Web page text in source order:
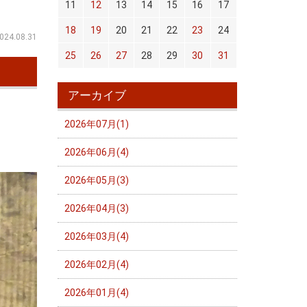
11 12 13 14 15 16 17
18 19 20 21 22 23 24
25 26 27 28 29 30 31
アーカイブ
2026年07月(1)
2026年06月(4)
2026年05月(3)
2026年04月(3)
2026年03月(4)
2026年02月(4)
2026年01月(4)